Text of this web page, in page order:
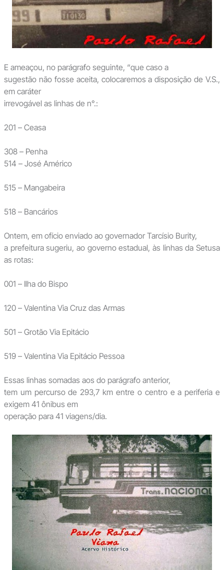
E ameaçou, no parágrafo seguinte, “que caso a
sugestão não fosse aceita, colocaremos a disposição de V.S.,
em caráter
irrevogável as linhas de n°.:
201 – Ceasa
308 – Penha
514 – José Américo
515 – Mangabeira
518 – Bancários
Ontem, em ofício enviado ao governador Tarcísio Burity,
a prefeitura sugeriu, ao governo estadual, às linhas da Setusa
as rotas:
001 – Ilha do Bispo
120 – Valentina Via Cruz das Armas
501 – Grotão Via Epitácio
519 – Valentina Via Epitácio Pessoa
Essas linhas somadas aos do parágrafo anterior,
tem um percurso de 293,7 km entre o centro e a periferia e
exigem 41 ônibus em
operação para 41 viagens/dia.